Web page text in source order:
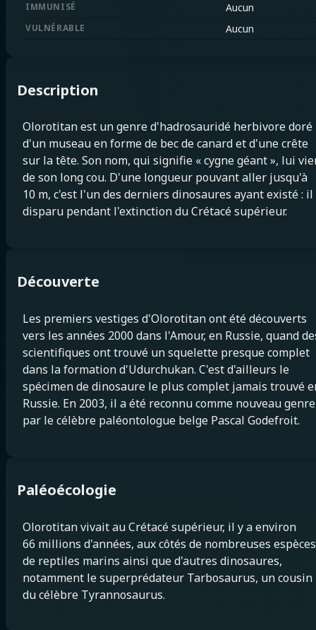
IMMUNISÉ Aucun
VULNÉRABLE Aucun
Description
Olorotitan est un genre d'hadrosauridé herbivore doré
d'un museau en forme de bec de canard et d'une crête
sur la tête. Son nom, qui signifie « cygne géant », lui
de son long cou. D'une longueur pouvant aller jusqu'à
10 m, c'est l'un des derniers dinosaures ayant existé : il
disparu pendant l'extinction du Crétacé supérieur.
Découverte
Les premiers vestiges d'Olorotitan ont été découverts
vers les années 2000 dans l'Amour, en Russie, quand
scientifiques ont trouvé un squelette presque complet
dans la formation d'Udurchukan. C'est d'ailleurs le
spécimen de dinosaure le plus complet jamais trouvé
Russie. En 2003, il a été reconnu comme nouveau genre
par le célèbre paléontologue belge Pascal Godefroit.
Paléoécologie
Olorotitan vivait au Crétacé supérieur, il y a environ
66 millions d'années, aux côtés de nombreuses espèces
de reptiles marins ainsi que d'autres dinosaures,
notamment le superprédateur Tarbosaurus, un cousin
du célèbre Tyrannosaurus.